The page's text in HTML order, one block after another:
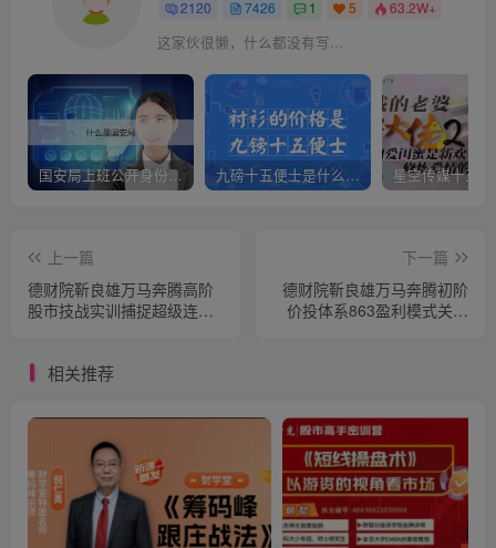
2120 7426 1 5 63.2W+
这家伙很懒，什么都没有写...
国安局上班公开身份是什么（国安身份对家人保密吗） 九磅十五便士是什么意思（九磅十五便士是什么梗）
上一篇
德财院靳良雄万马奔腾高阶
股市技战实训捕捉超级连板
下一篇
德财院靳良雄万马奔腾初阶
价投体系863盈利模式关键
相关推荐